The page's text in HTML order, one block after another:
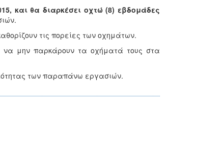
και θα διαρκέσει οχτώ (8) εβδομάδες
τις πορείες των οχημάτων.
να μην παρκάρουν τα οχήματά τους στα
των παραπάνω εργασιών.